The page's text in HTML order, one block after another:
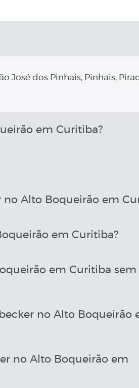
José dos Pinhais, Pinhais,
em Curitiba?
Alto Boqueirão em
em Curitiba?
em Curitiba sem
no Alto Boqueirão
no Alto Boqueirão em